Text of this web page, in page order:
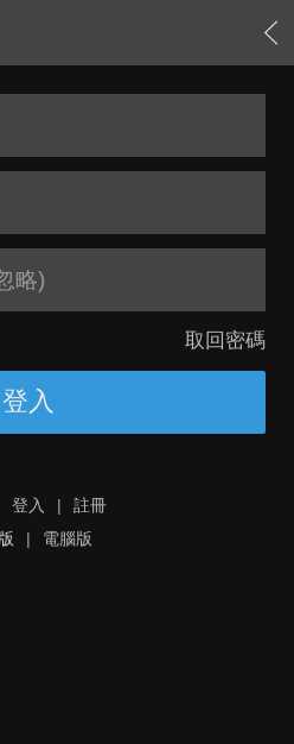
略)
取回密碼
登入
登入 |
註冊
| 電腦版